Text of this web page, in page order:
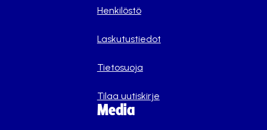
Henkilöstö
Laskutustiedot
Tietosuoja
Tilaa uutiskirje
Media